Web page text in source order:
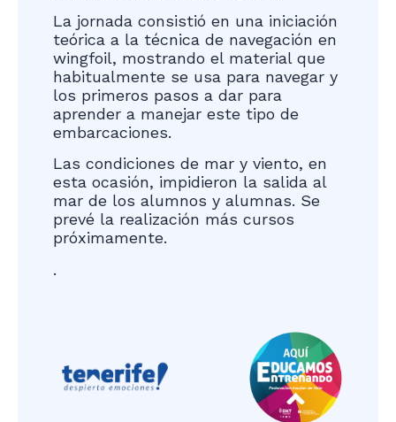
La jornada consistió en una iniciación
teórica a la técnica de navegación en
wingfoil, mostrando el material que
habitualmente se usa para navegar y
los primeros pasos a dar para
aprender a manejar este tipo de
embarcaciones.
Las condiciones de mar y viento, en
esta ocasión, impidieron la salida al
mar de los alumnos y alumnas. Se
prevé la realización más cursos
próximamente.
.